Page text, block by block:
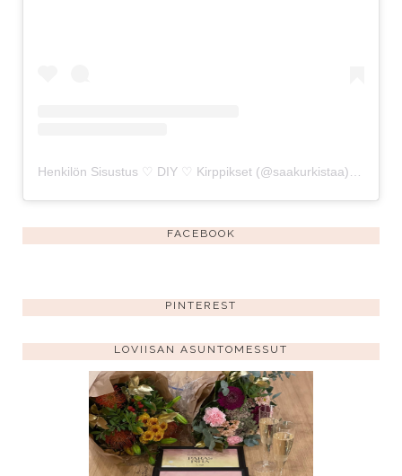
Henkilön Sisustus ♡ DIY ♡ Kirppikset (@saakurkistaa) jakama julkaisu
FACEBOOK
PINTEREST
LOVIISAN ASUNTOMESSUT